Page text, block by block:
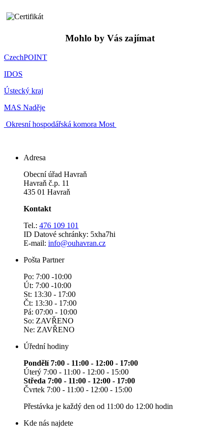
Mohlo by Vás zajímat
CzechPOINT
IDOS
Ústecký kraj
MAS Naděje
Okresní hospodářská komora Most
Adresa
Obecní úřad Havraň
Havraň č.p. 11
435 01 Havraň
Kontakt
Tel.: 476 109 101
ID Datové schránky: 5xha7hi
E-mail: info@ouhavran.cz
Pošta Partner
Po: 7:00 -10:00
Út: 7:00 -10:00
St: 13:30 - 17:00
Čt: 13:30 - 17:00
Pá: 07:00 - 10:00
So: ZAVŘENO
Ne: ZAVŘENO
Úřední hodiny
Pondělí 7:00 - 11:00 - 12:00 - 17:00
Úterý 7:00 - 11:00 - 12:00 - 15:00
Středa 7:00 - 11:00 - 12:00 - 17:00
Čvrtek 7:00 - 11:00 - 12:00 - 15:00
Přestávka je každý den od 11:00 do 12:00 hodin
Kde nás najdete